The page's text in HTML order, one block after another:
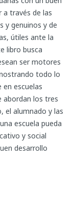
a través de las
y genuinos y de
útiles ante la
libro busca
ser motores
todo lo
escuelas
abordan los tres
el alumnado y las
escuela pueda
y social
desarrollo